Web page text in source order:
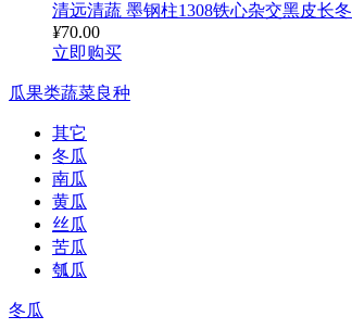
清远清蔬 墨钢柱1308铁心杂交黑皮长
¥70.00
立即购买
瓜果类蔬菜良种
其它
冬瓜
南瓜
黄瓜
丝瓜
苦瓜
瓠瓜
冬瓜